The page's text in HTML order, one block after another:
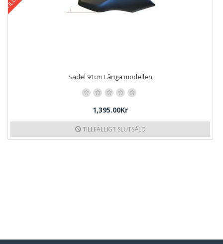
Sadel 91cm Långa modellen
1,395.00Kr
TILLFÄLLIGT SLUTSÅLD